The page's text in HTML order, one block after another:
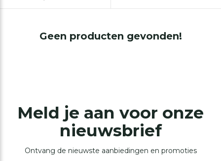
Geen producten gevonden!
Meld je aan voor onze
nieuwsbrief
Ontvang de nieuwste aanbiedingen en promoties